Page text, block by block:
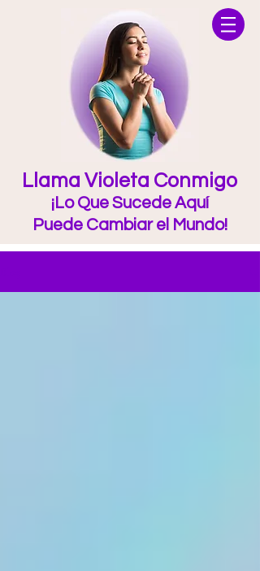
Llama Violeta Conmigo
¡Lo Que Sucede Aquí
Puede Cambiar el Mundo!